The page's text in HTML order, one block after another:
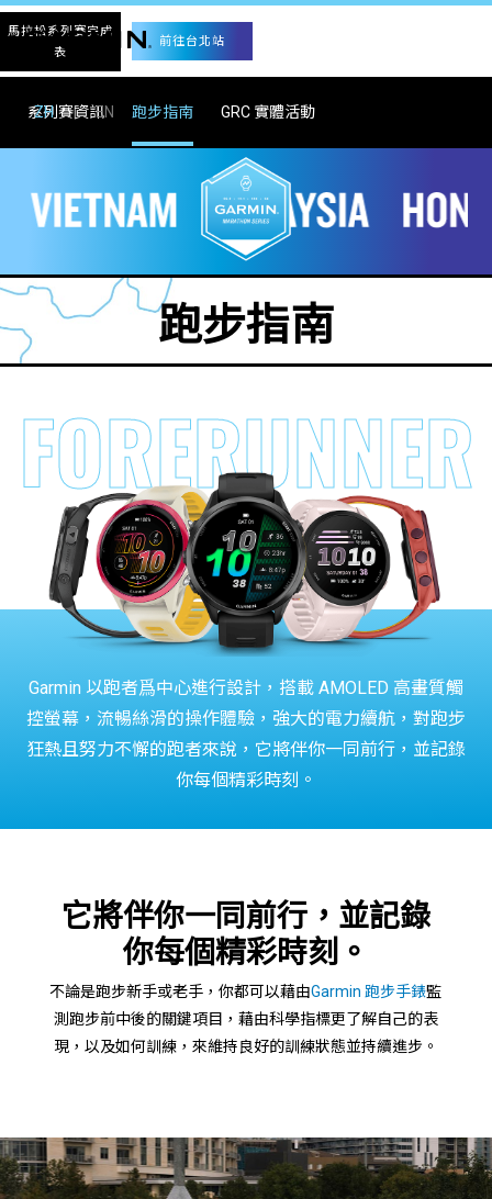
馬拉松系列賽完成
表
前往台北站
系列賽資訊 跑步指南 GRC 實體活動
ZH | EN
跑步指南
FORERUNNER
Garmin 以跑者爲中心進行設計，搭載 AMOLED 高畫質觸
控螢幕，流暢絲滑的操作體驗，強大的電力續航，對跑步
狂熱且努力不懈的跑者來說，它將伴你一同前行，並記錄
你每個精彩時刻。
它將伴你一同前行，並記錄
你每個精彩時刻。
不論是跑步新手或老手，你都可以藉由Garmin 跑步手錶監
測跑步前中後的關鍵項目，藉由科學指標更了解自己的表
現，以及如何訓練，來維持良好的訓練狀態並持續進步。